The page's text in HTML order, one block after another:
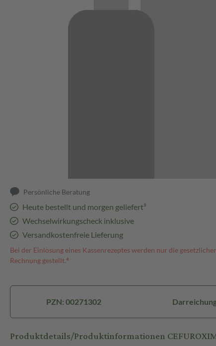
Persönliche Beratung
Heute bestellt und morgen geliefert³
Wechselwirkungscheck inklusive
Versandkostenfreie Lieferung
Bei der Einlösung eines Kassenrezeptes werden nur die
Rechnung gestellt.⁴
PZN: 00271302
Produktdetails/Produktinformationen